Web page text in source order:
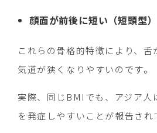
顔面が前後に短い（短頭型）
これらの骨格的特徴により、舌
気道が狭くなりやすいのです。
実際、同じBMIでも、アジア人
を発症しやすいことが報告され